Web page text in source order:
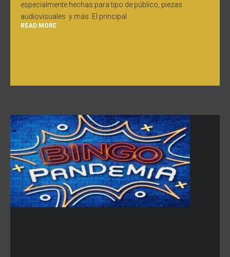
especialmente hechas para tipo de público, piezas
audiovisuales y más. El principal
READ MORE